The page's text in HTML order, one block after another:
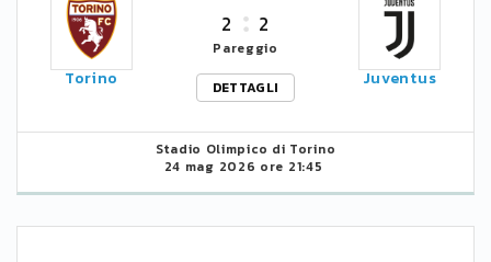
Torino
2 2
Pareggio
DETTAGLI
Juventus
Stadio Olimpico di Torino
24 mag 2026 ore 21:45